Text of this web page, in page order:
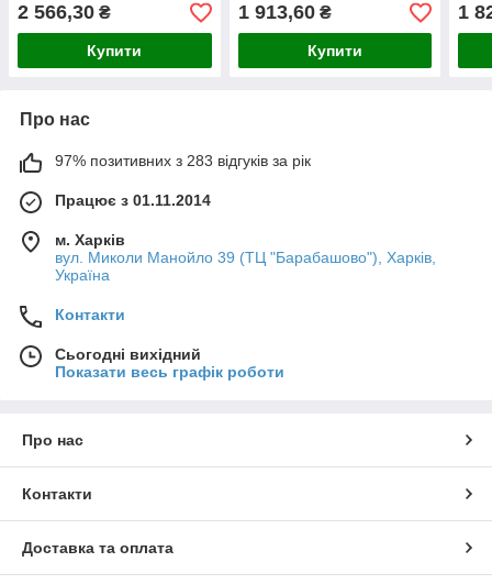
2 566,30 ₴
Купити
1 913,60₴
Купити
1
Про нас
97% позитивних з 283 відгуків за рік
Працює з 01.11.2014
м. Харків
вул. Миколи Манойло 39 (ТЦ "Барабашово"), Харків,
Україна
Контакти
Сьогодні вихідний
Показати весь графік роботи
Про нас
Контакти
Доставка та оплата